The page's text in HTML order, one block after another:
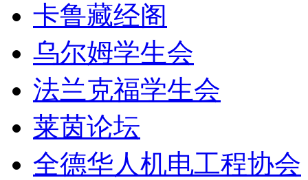
卡鲁藏经阁
乌尔姆学生会
法兰克福学生会
莱茵论坛
全德华人机电工程协会